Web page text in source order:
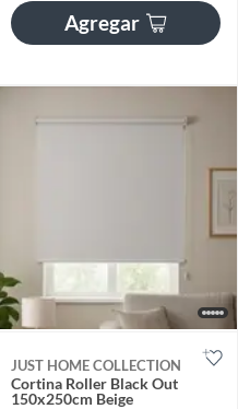
Agregar
JUST HOME COLLECTION
Cortina Roller Black Out
150x250cm Beige